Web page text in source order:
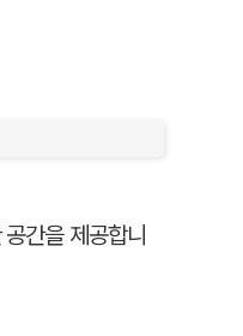
간을 제공합니